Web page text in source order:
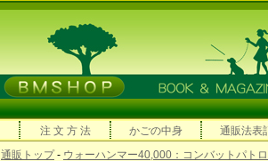
注 文 方 法 かごの中身 通販法表
通販トップ- ウォーハンマー40,000：コンバットパト